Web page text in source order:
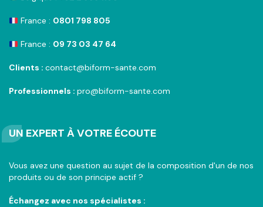
France : 0801 798 805
France : 09 73 03 47 64
Clients : contact@biform-sante.com
Professionnels : pro@biform-sante.com
UN EXPERT À VOTRE ÉCOUTE
Vous avez une question au sujet de la composition d'un de nos
produits ou de son principe actif ?
Échangez avec nos spécialistes :